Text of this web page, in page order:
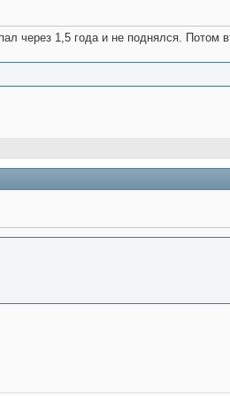
через 1,5 года и не поднялся. Потом